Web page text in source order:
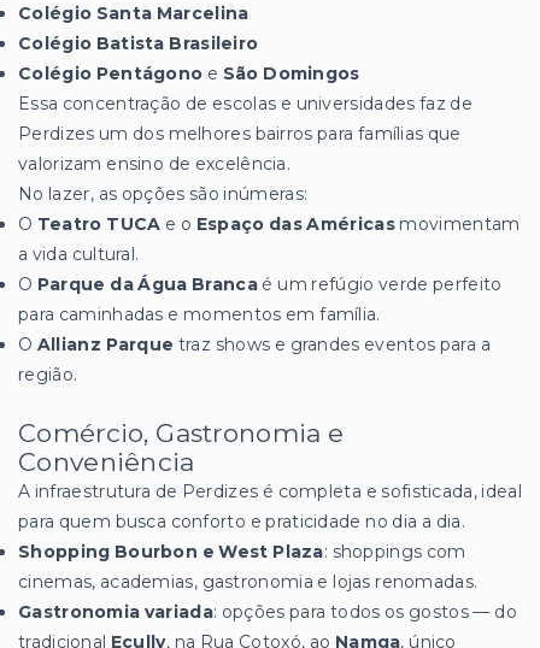
Colégio Santa Marcelina
Colégio Batista Brasileiro
Colégio Pentágono e São Domingos
Essa concentração de escolas e universidades faz de
Perdizes um dos melhores bairros para famílias que
valorizam ensino de excelência.
No lazer, as opções são inúmeras:
O Teatro TUCA e o Espaço das Américasmovimentam
a vida cultural.
O Parque da Água Brancaé um refúgio verde perfeito
para caminhadas e momentos em família.
O Allianz Parque traz shows e grandes eventos para a
região.
Comércio, Gastronomia e
Conveniência
A infraestrutura de Perdizes é completa e sofisticada, ideal
para quem busca conforto e praticidade no dia a dia.
Shopping Bourbon e West Plaza: shoppings com
cinemas, academias, gastronomia e lojas renomadas.
Gastronomia variada: opções para todos os gostos — do
tradicional Ecully, na Rua Cotoxó, ao Namga, único